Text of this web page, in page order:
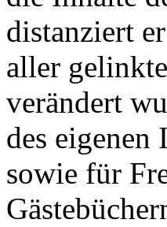
distanziert
aller
verändert
des eigenen
sowie für